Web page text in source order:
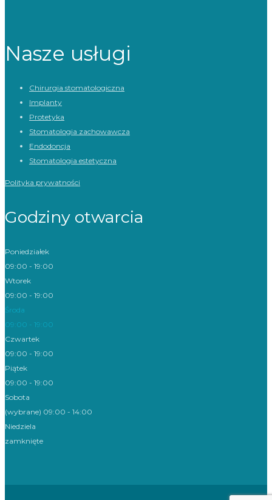
Nasze usługi
Chirurgia stomatologiczna
Implanty
Protetyka
Stomatologia zachowawcza
Endodoncja
Stomatologia estetyczna
Polityka prywatności
Godziny otwarcia
Poniedziałek
09:00 - 19:00
Wtorek
09:00 - 19:00
Środa
09:00 - 19:00
Czwartek
09:00 - 19:00
Piątek
09:00 - 19:00
Sobota
(wybrane) 09:00 - 14:00
Niedziela
zamknięte